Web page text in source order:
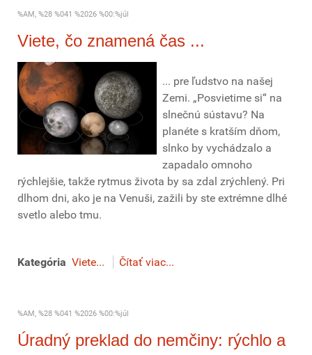
%AM, %28 %041 %2026 %00:%júl
Viete, čo znamená čas ...
... pre ľudstvo na našej
Zemi. „Posvietime si“ na
slnečnú sústavu? Na
planéte s kratším dňom,
slnko by vychádzalo a
zapadalo omnoho
rýchlejšie, takže rytmus života by sa zdal zrýchlený. Pri
dlhom dni, ako je na Venuši, zažili by ste extrémne dlhé
svetlo alebo tmu.
Kategória Viete... Čítať viac...
%AM, %28 %041 %2026 %00:%júl
Úradný preklad do nemčiny: rýchlo a